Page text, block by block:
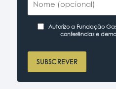
Autorizo a Fundação
conferências e
SUBSCREVER